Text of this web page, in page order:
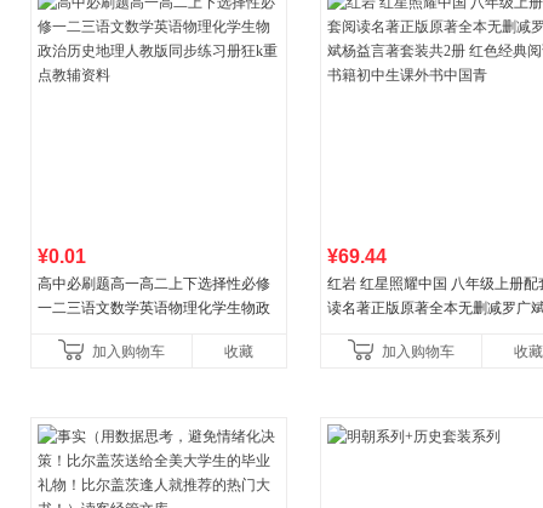
¥0.01
高中必刷题高一高二上下选择性必修
一二三语文数学英语物理化学生物政
教辅资料加入购物车 收藏
¥69.44
红岩 红星照耀中国 八年级上册配
读名著正版原著全本无删减罗广
初中生课外书中国青
加入购物车 收藏